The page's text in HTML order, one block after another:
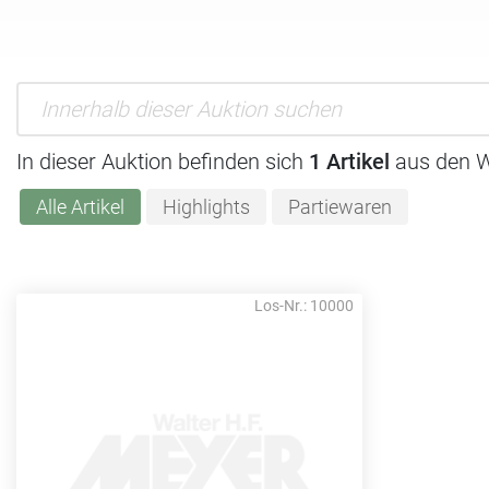
In dieser Auktion befinden sich 1 Artikel aus den
Alle Artikel Highlights Partiewaren
Los-Nr.: 10000